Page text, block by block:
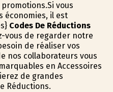
vous
économies, il est
Codes De Réductions
vous de regarder notre
de réaliser vos
nos collaborateurs vous
en Accessoires
de grandes
Réductions.